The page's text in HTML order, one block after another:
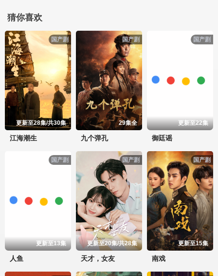
猜你喜欢
国产剧
更新至28集/共30集
江海潮生
国产剧
29集全
九个弹孔
国产剧
更新至22集
御廷谣
国产剧
更新至13集
人鱼
国产剧
更新至20集/共28集
天才，女友
国产剧
更新至15集
南戏